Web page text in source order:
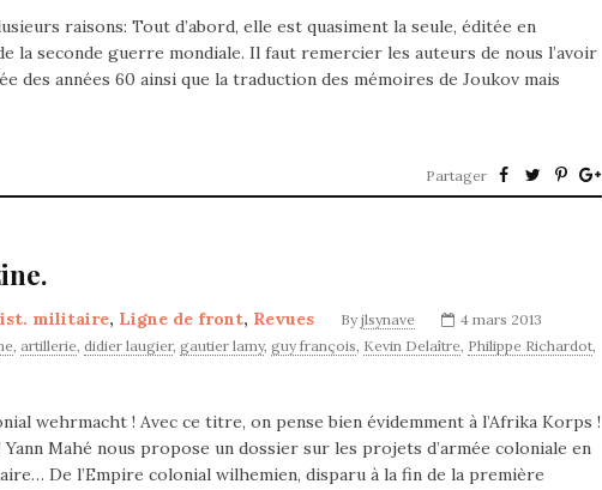
raisons: Tout d’abord, elle est quasiment la seule, éditée en
la seconde guerre mondiale. Il faut remercier les auteurs de nous l’avoir
des années 60 ainsi que la traduction des mémoires de Joukov mais
Partager
militaire, Ligne de front, Revues By jlsynave
4 mars 2013
, artillerie, didier laugier, gautier lamy, guy françois, Kevin Delaître, Philippe Richardot,
wehrmacht ! Avec ce titre, on pense bien évidemment à l’Afrika Korps !
Mahé nous propose un dossier sur les projets d’armée coloniale en
De l’Empire colonial wilhemien, disparu à la fin de la première